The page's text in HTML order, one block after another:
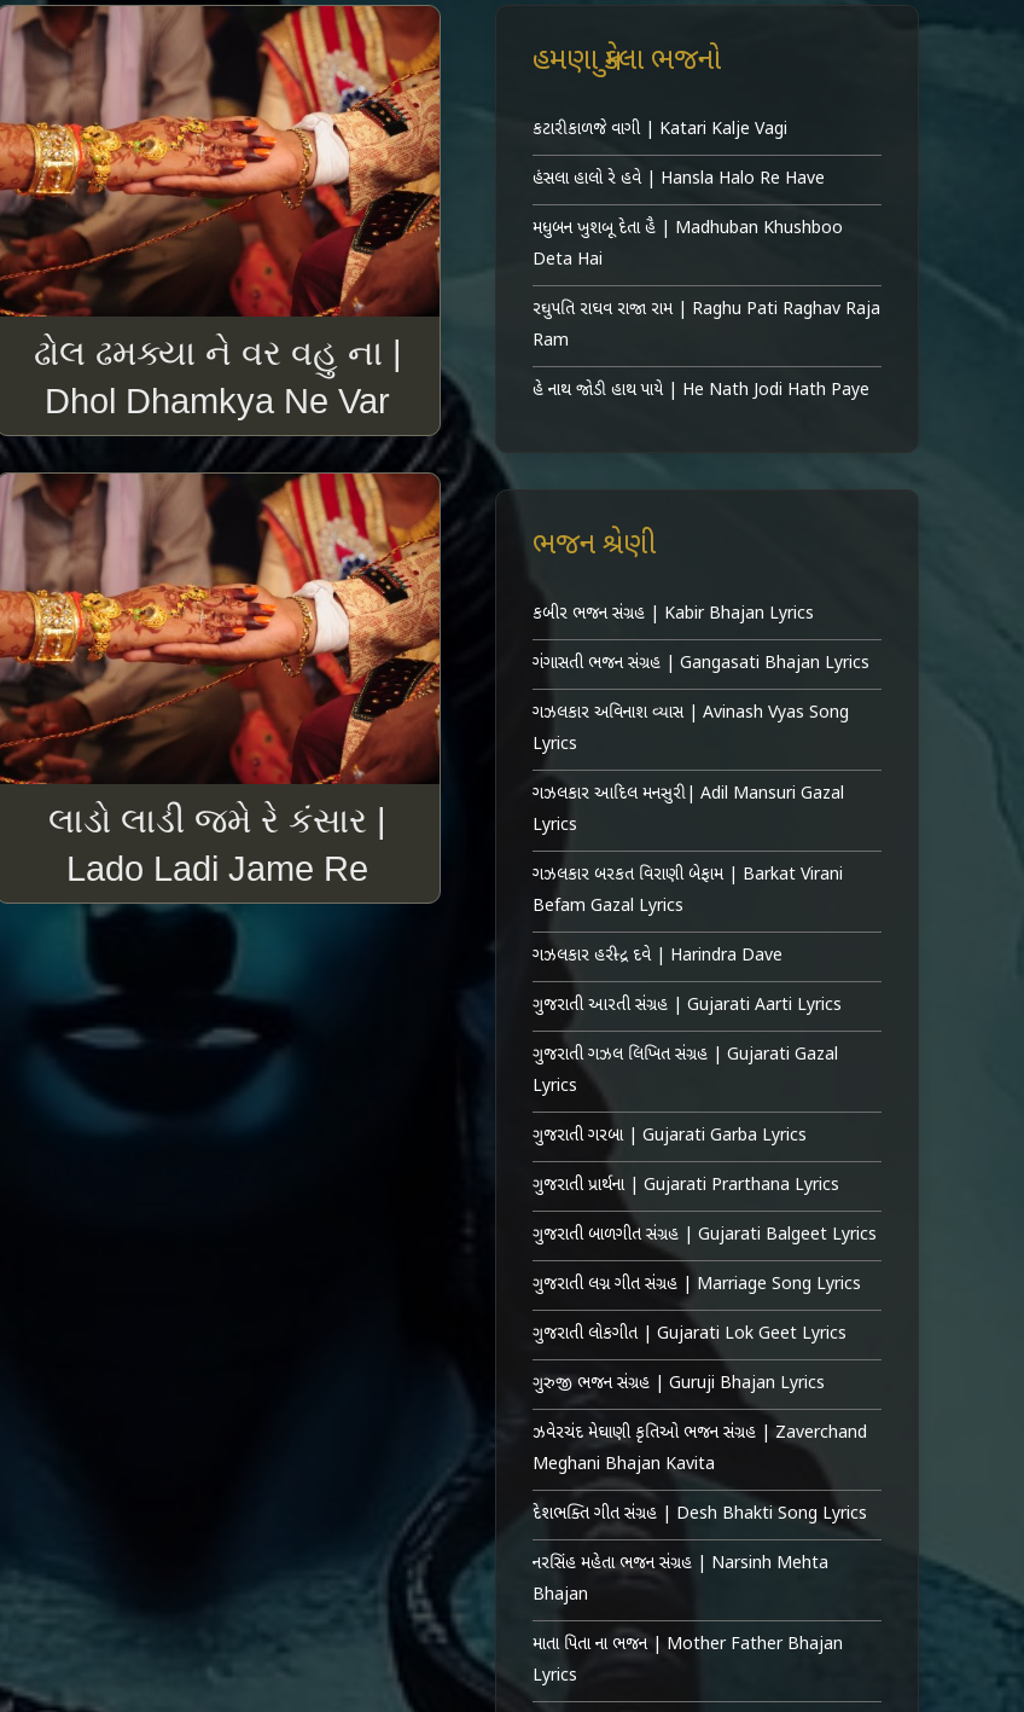
ઢોલ ઢમક્યા ને વર વહુ ના |
Dhol Dhamkya Ne Var
Vahu Na
લાડો લાડી જમે રે કંસાર |
Lado Ladi Jame Re
Kansar
હમણા મુકેલા ભજનો
કટારી કાળજે વાગી | Katari Kalje Vagi
હંસલા હાલો રે હવે | Hansla Halo Re Have
મધુબન ખુશબૂ દેતા હૈ | Madhuban Khushboo
Deta Hai
રઘુપતિ રાઘવ રાજા રામ | Raghu Pati Raghav Raja
Ram
હે નાથ જોડી હાથ પાયે | He Nath Jodi Hath Paye
ભજન શ્રેણી
કબીર ભજન સંગ્રહ | Kabir Bhajan Lyrics
ગંગાસતી ભજન સંગ્રહ | Gangasati Bhajan Lyrics
ગઝલકાર અવિનાશ વ્યાસ | Avinash Vyas Song
Lyrics
ગઝલકાર આદિલ મનસુરી | Adil Mansuri Gazal
Lyrics
ગઝલકાર બરકત વિરાણી બેફામ | Barkat Virani
Befam Gazal Lyrics
ગઝલકાર હરીન્દ્ર દવે | Harindra Dave
ગુજરાતી આરતી સંગ્રહ | Gujarati Aarti Lyrics
ગુજરાતી ગઝલ લિખિત સંગ્રહ | Gujarati Gazal
Lyrics
ગુજરાતી ગરબા | Gujarati Garba Lyrics
ગુજરાતી પ્રાર્થના | Gujarati Prarthana Lyrics
ગુજરાતી બાળગીત સંગ્રહ | Gujarati Balgeet Lyrics
ગુજરાતી લગ્ન ગીત સંગ્રહ | Marriage Song Lyrics
ગુજરાતી લોકગીત | Gujarati Lok Geet Lyrics
ગુરુજી ભજન સંગ્રહ | Guruji Bhajan Lyrics
ઝવેરચંદ મેઘાણી કૃતિઓ ભજન સંગ્રહ | Zaverchand
Meghani Bhajan Kavita
દેશભક્તિ ગીત સંગ્રહ | Desh Bhakti Song Lyrics
નરસિંહ મહેતા ભજન સંગ્રહ | Narsinh Mehta
Bhajan
માતા પિતા ના ભજન | Mother Father Bhajan
Lyrics